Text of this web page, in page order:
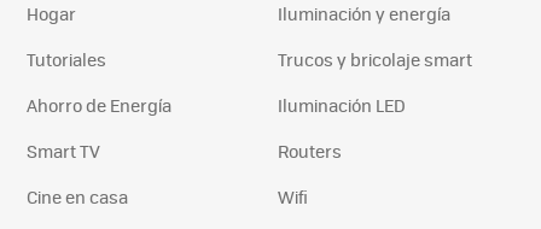
Hogar
Iluminación y energía
Tutoriales
Trucos y bricolaje smart
Ahorro de Energía
Iluminación LED
Smart TV
Routers
Cine en casa
Wifi